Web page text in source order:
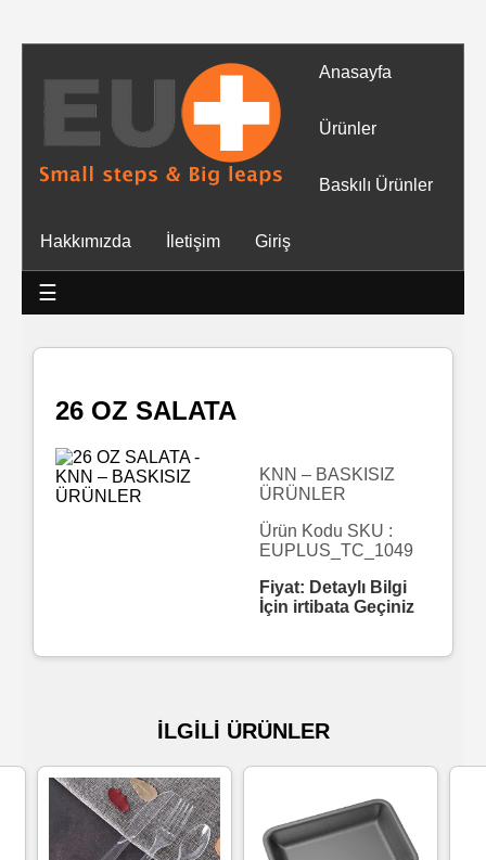
Anasayfa
Ürünler
Baskılı Ürünler
Hakkımızda İletişim Giriş
☰
Tüm
Ürünler
Mendiller
Baskılı
Islak
Mendil
/
Mendiller
Su
Bazlı
Mendiller
26 OZ SALATA
KNN – BASKISIZ
ÜRÜNLER
Ürün Kodu SKU :
EUPLUS_TC_1049
Fiyat: Detaylı Bilgi
İçin irtibata Geçiniz
İLGİLİ ÜRÜNLER